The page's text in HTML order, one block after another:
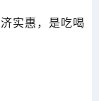
实惠，是吃喝